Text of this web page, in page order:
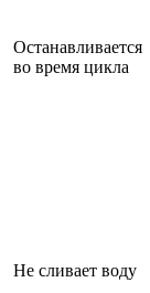
Останавливается
во время цикла
Не сливает воду